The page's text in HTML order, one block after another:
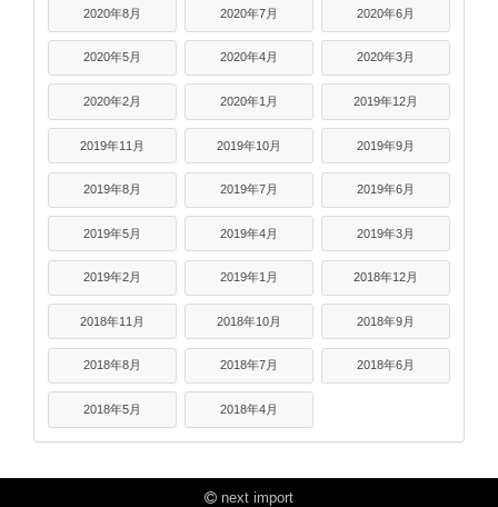
2020年8月 2020年7月 2020年6月
2020年5月 2020年4月 2020年3月
2020年2月 2020年1月 2019年12月
2019年11月 2019年10月 2019年9月
2019年8月 2019年7月 2019年6月
2019年5月 2019年4月 2019年3月
2019年2月 2019年1月 2018年12月
2018年11月 2018年10月 2018年9月
2018年8月 2018年7月 2018年6月
2018年5月 2018年4月
next import